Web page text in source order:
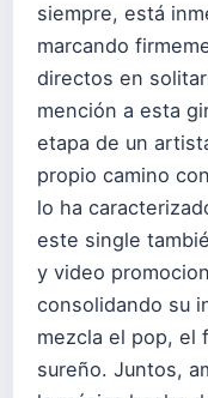
siempre, está
marcando
directos en
mención a esta
etapa de un
propio camino
lo ha
este single
y video
consolidando su
mezcla el pop, el
sureño. Juntos,